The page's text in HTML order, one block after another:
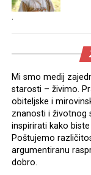
.
Mi smo medij
starosti – živimo.
obiteljske i
znanosti i životnog
inspirirati kako
Poštujemo
argumentiranu
dobro.